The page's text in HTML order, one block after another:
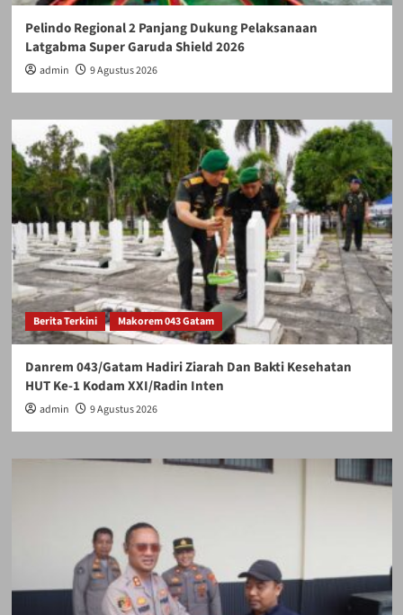
Pelindo Regional 2 Panjang Dukung Pelaksanaan
Latgabma Super Garuda Shield 2026
admin 9 Agustus 2026
Berita Terkini Makorem 043 Gatam
Danrem 043/Gatam Hadiri Ziarah Dan Bakti Kesehatan
HUT Ke-1 Kodam XXI/Radin Inten
admin 9 Agustus 2026